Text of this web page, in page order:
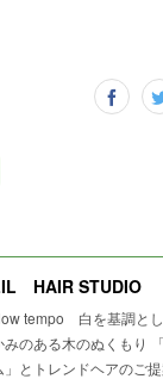
HAIR STUDIO
tempo 白を基調と
みのある木のぬくもり
」とトレンドヘアのご提